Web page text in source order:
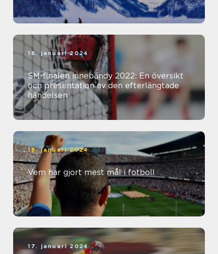
18. januari 2024
SM-finalen innebandy 2022: En översikt
och presentation av den efterlängtade
händelsen
18. januari 2024
Vem har gjort mest mål i fotboll
17. januari 2024